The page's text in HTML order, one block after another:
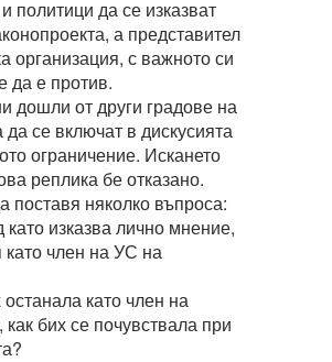
политици да се изказват
а представител
организация, с важното си
да е против.
дошли от други градове на
се включат в дискусията
ограничение. Искането
реплика бе отказано.
поставя няколко въпроса:
изказва лично мнение,
като член на УС на
като член на
бих се почувствала при